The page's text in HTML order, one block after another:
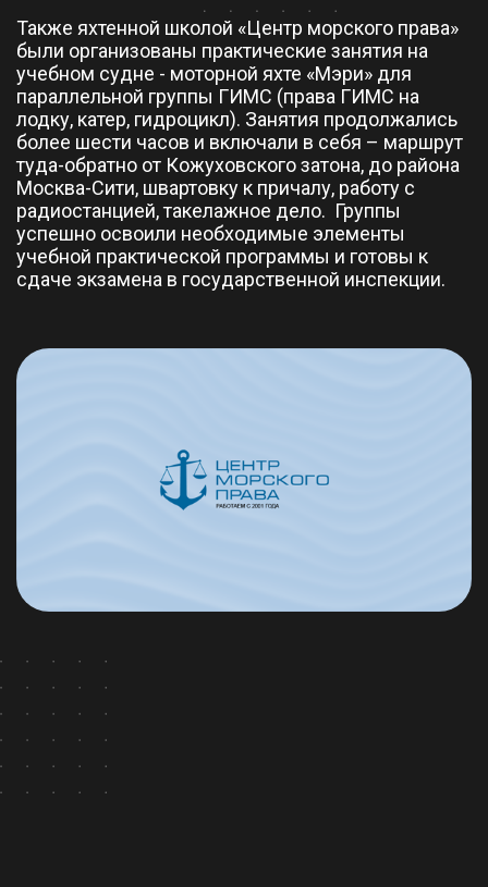
Также яхтенной школой «Центр морского права»
были организованы практические занятия на
учебном судне - моторной яхте «Мэри» для
параллельной группы ГИМС (права ГИМС на
лодку, катер, гидроцикл). Занятия продолжались
более шести часов и включали в себя – маршрут
туда-обратно от Кожуховского затона, до района
Москва-Сити, швартовку к причалу, работу с
радиостанцией, такелажное дело. Группы
успешно освоили необходимые элементы
учебной практической программы и готовы к
сдаче экзамена в государственной инспекции.